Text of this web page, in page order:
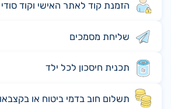
הזמנת קוד לאתר האישי וקוד סודי
שליחת מסמכים
תכנית חיסכון לכל ילד
תשלום חוב בדמי ביטוח או בקצבאות